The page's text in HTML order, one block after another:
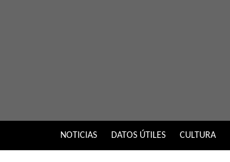
NOTICIAS DATOS ÚTILES CULTURA